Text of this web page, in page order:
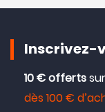
Inscrivez-
10 € offerts
dès 100 €